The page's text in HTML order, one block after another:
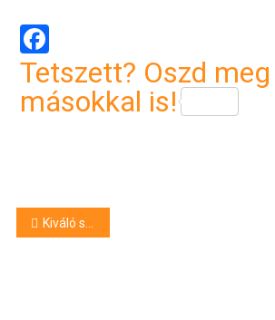
Facebook
Tetszett? Oszd meg
másokkal is!
Bejegyzés
Kiváló sportolóink elismerése